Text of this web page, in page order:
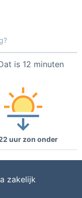
is 12 minuten
uur zon onder
zakelijk